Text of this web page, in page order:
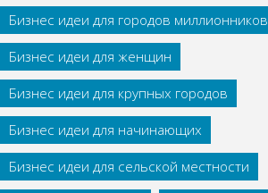
Бизнес идеи для городов миллионников
Бизнес идеи для женщин
Бизнес идеи для крупных городов
Бизнес идеи для начинающих
Бизнес идеи для сельской местности